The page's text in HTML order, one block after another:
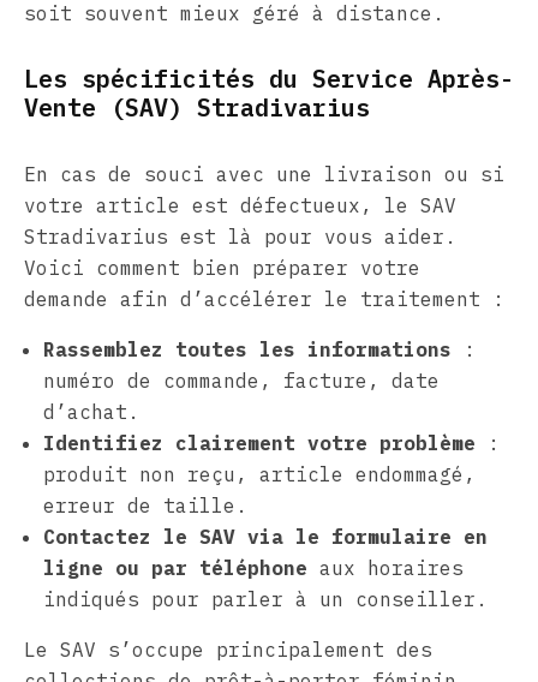
soit souvent mieux géré à distance.
Les spécificités du Service Après-
Vente (SAV) Stradivarius
En cas de souci avec une livraison ou si
votre article est défectueux, le SAV
Stradivarius est là pour vous aider.
Voici comment bien préparer votre
demande afin d’accélérer le traitement :
Rassemblez toutes les informations :
numéro de commande, facture, date
d’achat.
Identifiez clairement votre problème :
produit non reçu, article endommagé,
erreur de taille.
Contactez le SAV via le formulaire en
ligne ou par téléphone aux horaires
indiqués pour parler à un conseiller.
Le SAV s’occupe principalement des